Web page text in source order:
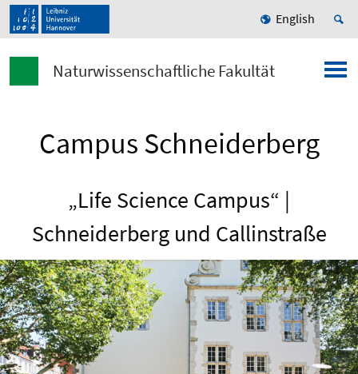
English
Naturwissenschaftliche Fakultät
Campus Schneiderberg
„Life Science Campus“ |
Schneiderberg und Callinstraße